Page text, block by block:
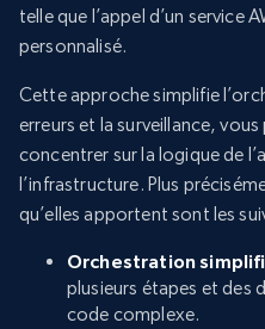
telle que l’appel d’un service
personnalisé.
Cette approche simplifie
erreurs et la surveillance,
concentrer sur la logique de
l’infrastructure. Plus
qu’elles apportent sont les
Orchestration
plusieurs étapes et des
code complexe.